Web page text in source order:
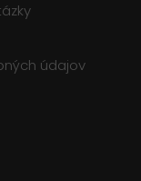
údajov